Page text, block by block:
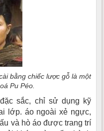
bằng chiếc lược gỗ là một
Pu Péo.
sắc, chỉ sử dụng kỹ
lớp. áo ngoài xẻ ngực,
và hò áo được trang trí